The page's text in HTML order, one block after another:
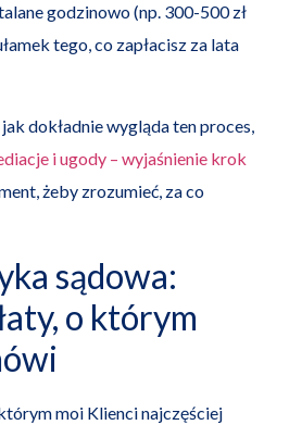
godzinowo (np. 300-500 zł
tego, co zapłacisz za lata
dokładnie wygląda ten proces,
i ugody – wyjaśnienie krok
żeby zrozumieć, za co
sądowa:
o którym
moi Klienci najczęściej